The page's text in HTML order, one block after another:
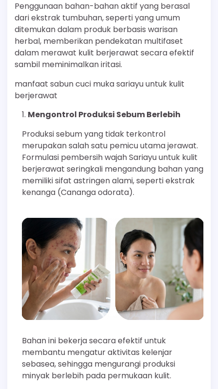
Penggunaan bahan-bahan aktif yang berasal
dari ekstrak tumbuhan, seperti yang umum
ditemukan dalam produk berbasis warisan
herbal, memberikan pendekatan multifaset
dalam merawat kulit berjerawat secara efektif
sambil meminimalkan iritasi.
manfaat sabun cuci muka sariayu untuk kulit
berjerawat
Mengontrol Produksi Sebum Berlebih
Produksi sebum yang tidak terkontrol
merupakan salah satu pemicu utama jerawat.
Formulasi pembersih wajah Sariayu untuk kulit
berjerawat seringkali mengandung bahan yang
memiliki sifat astringen alami, seperti ekstrak
kenanga (Cananga odorata).
Bahan ini bekerja secara efektif untuk
membantu mengatur aktivitas kelenjar
sebasea, sehingga mengurangi produksi
minyak berlebih pada permukaan kulit.